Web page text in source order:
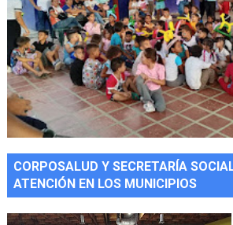
CORPOSALUD Y SECRETARÍA
ATENCIÓN EN LOS MUNICIPIOS